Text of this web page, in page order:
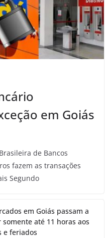
em Goiás
de Bancos
fazem as transações
Segundo
em Goiás passam a
até 11 horas aos
e feriados